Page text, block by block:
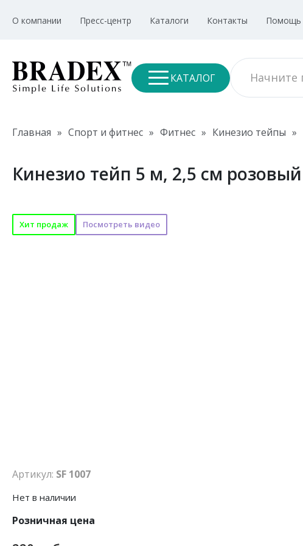
О компании Пресс-центр Каталоги Контакты Помощь
КАТАЛОГ
Главная » Спорт и фитнес » Фитнес » Кинезио тейпы »
Кинезио тейп 5 м, 2,5 см розовый
Хит продаж Посмотреть видео
Артикул: SF 1007
Нет в наличии
Розничная цена